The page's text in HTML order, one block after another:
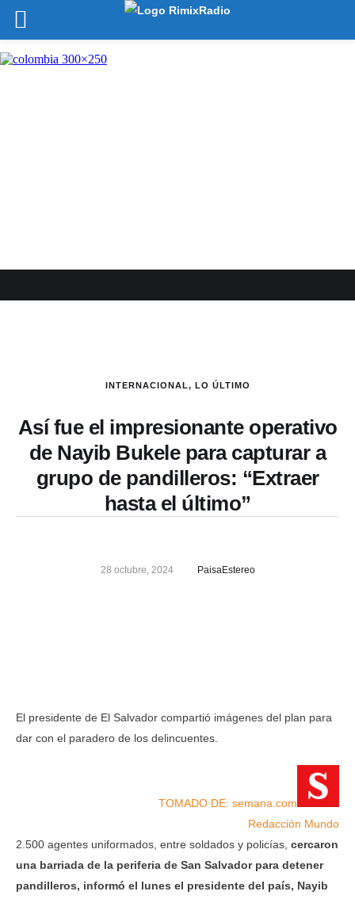
INTERNACIONAL, LO ÚLTIMO
Así fue el impresionante operativo
de Nayib Bukele para capturar a
grupo de pandilleros: “Extraer
hasta el último”
28 octubre, 2024 PaisaEstereo
El presidente de El Salvador compartió imágenes del plan para
dar con el paradero de los delincuentes.
TOMADO DE: semana.com
Redacción Mundo
2.500 agentes uniformados, entre soldados y policías, cercaron
una barriada de la periferia de San Salvador para detener
pandilleros, informó el lunes el presidente del país, Nayib